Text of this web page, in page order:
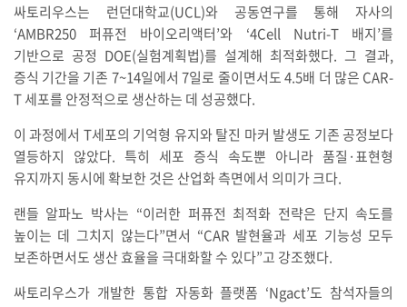
싸토리우스는 런던대학교(UCL)와 공동연구를 통해 자사의
‘AMBR250 퍼퓨전 바이오리액터’와 ‘4Cell Nutri-T 배지’를
기반으로 공정 DOE(실험계획법)를 설계해 최적화했다. 그 결과,
증식 기간을 기존 7~14일에서 7일로 줄이면서도 4.5배 더 많은 CAR-
T 세포를 안정적으로 생산하는 데 성공했다.
이 과정에서 T세포의 기억형 유지와 탈진 마커 발생도 기존 공정보다
열등하지 않았다. 특히 세포 증식 속도뿐 아니라 품질·표현형
유지까지 동시에 확보한 것은 산업화 측면에서 의미가 크다.
랜들 알파노 박사는 “이러한 퍼퓨전 최적화 전략은 단지 속도를
높이는 데 그치지 않는다”면서 “CAR 발현율과 세포 기능성 모두
보존하면서도 생산 효율을 극대화할 수 있다”고 강조했다.
싸토리우스가 개발한 통합 자동화 플랫폼 ‘Ngact’도 참석자들의